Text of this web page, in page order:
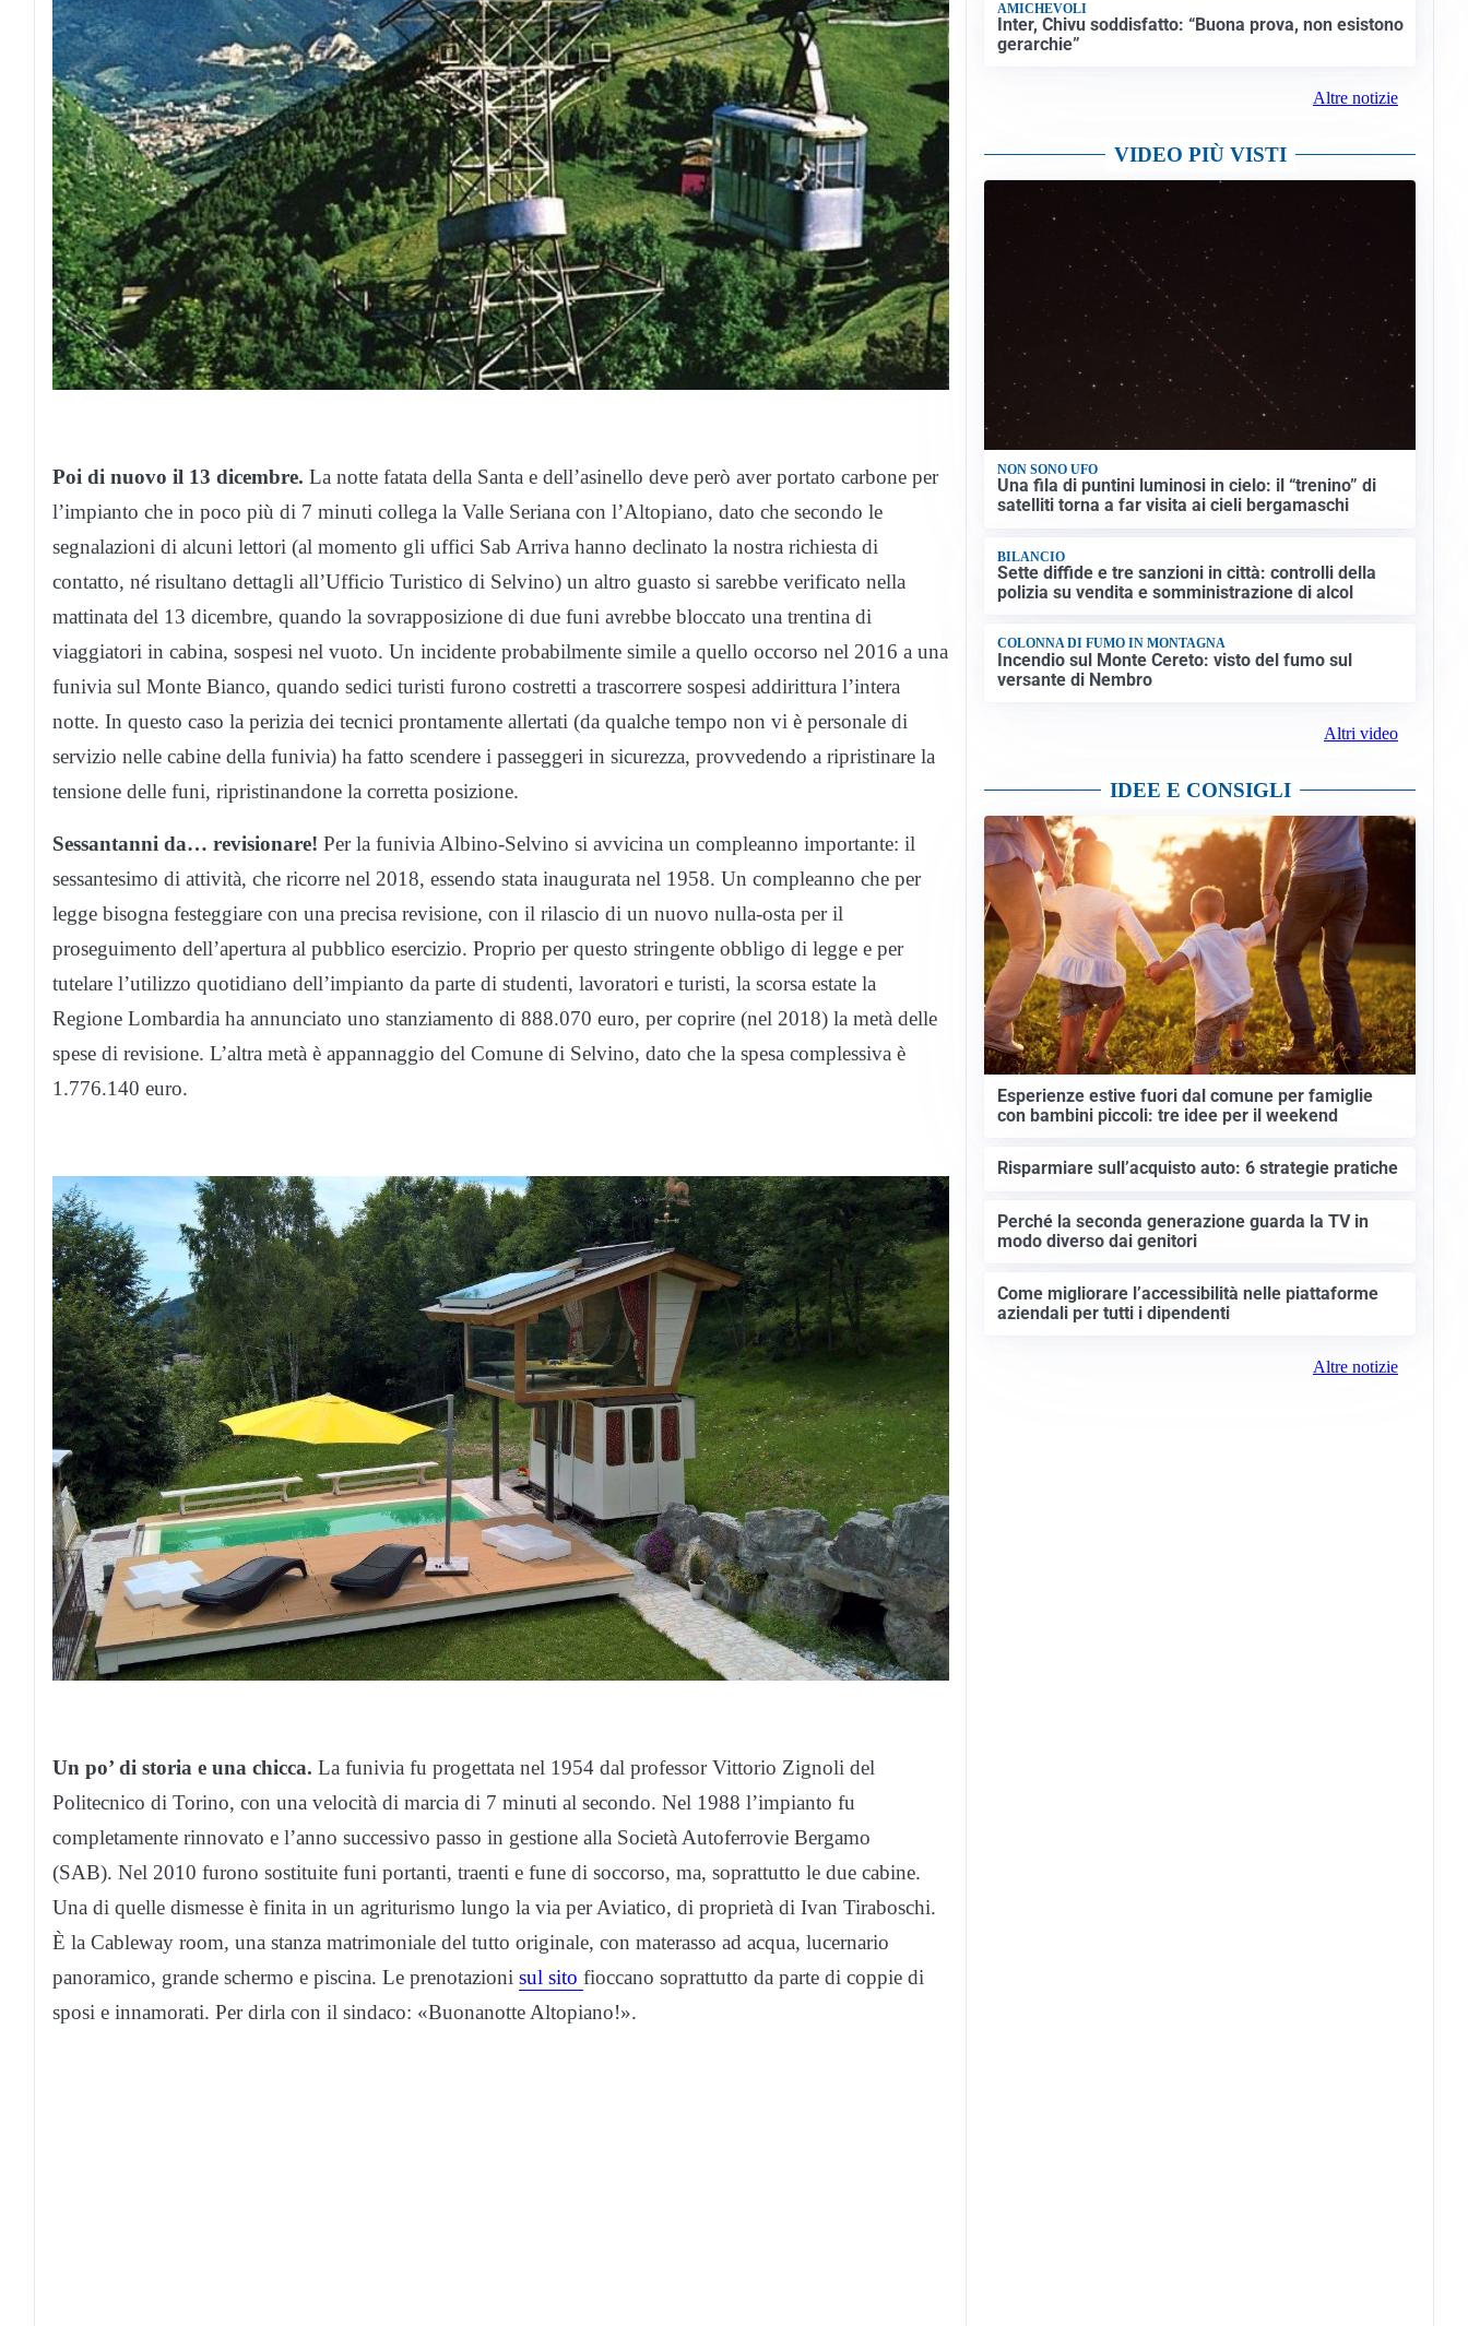
Poi di nuovo il 13 dicembre. La notte fatata della Santa e dell’asinello deve però aver portato carbone per
l’impianto che in poco più di 7 minuti collega la Valle Seriana con l’Altopiano, dato che secondo le
segnalazioni di alcuni lettori (al momento gli uffici Sab Arriva hanno declinato la nostra richiesta di
contatto, né risultano dettagli all’Ufficio Turistico di Selvino) un altro guasto si sarebbe verificato nella
mattinata del 13 dicembre, quando la sovrapposizione di due funi avrebbe bloccato una trentina di
viaggiatori in cabina, sospesi nel vuoto. Un incidente probabilmente simile a quello occorso nel 2016 a una
funivia sul Monte Bianco, quando sedici turisti furono costretti a trascorrere sospesi addirittura l’intera
notte. In questo caso la perizia dei tecnici prontamente allertati (da qualche tempo non vi è personale di
servizio nelle cabine della funivia) ha fatto scendere i passeggeri in sicurezza, provvedendo a ripristinare la
tensione delle funi, ripristinandone la corretta posizione.
Sessantanni da… revisionare! Per la funivia Albino-Selvino si avvicina un compleanno importante: il
sessantesimo di attività, che ricorre nel 2018, essendo stata inaugurata nel 1958. Un compleanno che per
legge bisogna festeggiare con una precisa revisione, con il rilascio di un nuovo nulla-osta per il
proseguimento dell’apertura al pubblico esercizio. Proprio per questo stringente obbligo di legge e per
tutelare l’utilizzo quotidiano dell’impianto da parte di studenti, lavoratori e turisti, la scorsa estate la
Regione Lombardia ha annunciato uno stanziamento di 888.070 euro, per coprire (nel 2018) la metà delle
spese di revisione. L’altra metà è appannaggio del Comune di Selvino, dato che la spesa complessiva è
1.776.140 euro.
Un po’ di storia e una chicca. La funivia fu progettata nel 1954 dal professor Vittorio Zignoli del
Politecnico di Torino, con una velocità di marcia di 7 minuti al secondo. Nel 1988 l’impianto fu
completamente rinnovato e l’anno successivo passo in gestione alla Società Autoferrovie Bergamo
(SAB). Nel 2010 furono sostituite funi portanti, traenti e fune di soccorso, ma, soprattutto le due cabine.
Una di quelle dismesse è finita in un agriturismo lungo la via per Aviatico, di proprietà di Ivan Tiraboschi.
È la Cableway room, una stanza matrimoniale del tutto originale, con materasso ad acqua, lucernario
panoramico, grande schermo e piscina. Le prenotazioni sul sito fioccano soprattutto da parte di coppie di
sposi e innamorati. Per dirla con il sindaco: «Buonanotte Altopiano!».
AMICHEVOLI
Inter, Chivu soddisfatto: “Buona prova, non esistono
gerarchie”
Altre notizie
VIDEO PIÙ VISTI
NON SONO UFO
Una fila di puntini luminosi in cielo: il “trenino” di
satelliti torna a far visita ai cieli bergamaschi
BILANCIO
Sette diffide e tre sanzioni in città: controlli della
polizia su vendita e somministrazione di alcol
COLONNA DI FUMO IN MONTAGNA
Incendio sul Monte Cereto: visto del fumo sul
versante di Nembro
Altri video
IDEE E CONSIGLI
Esperienze estive fuori dal comune per famiglie
con bambini piccoli: tre idee per il weekend
Risparmiare sull’acquisto auto: 6 strategie pratiche
Perché la seconda generazione guarda la TV in
modo diverso dai genitori
Come migliorare l’accessibilità nelle piattaforme
aziendali per tutti i dipendenti
Altre notizie